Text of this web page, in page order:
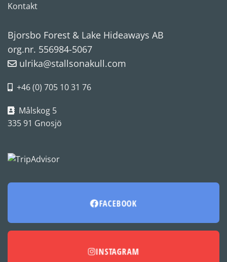
Kontakt
Bjorsbo Forest & Lake Hideaways AB
org.nr. 556984-5067
ulrika@stallsonakull.com
+46 (0) 705 10 31 76
Målskog 5
335 91 Gnosjö
FACEBOOK
INSTAGRAM